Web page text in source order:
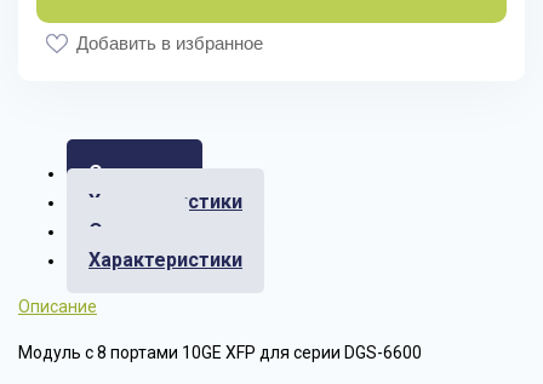
Добавить в избранное
Описание
Характеристики
Отзывы
Характеристики
Описание
Модуль с 8 портами 10GE XFP для серии DGS-6600